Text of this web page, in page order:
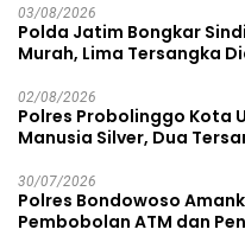
03/08/2026
Polda Jatim Bongkar
Murah, Lima Tersangka
02/08/2026
Polres Probolinggo Kota
Manusia Silver, Dua
30/07/2026
Polres Bondowoso
Pembobolan ATM dan